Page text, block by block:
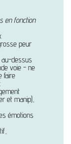
en fonction
peur
dessus
voie - ne
faire
et manip),
émotions